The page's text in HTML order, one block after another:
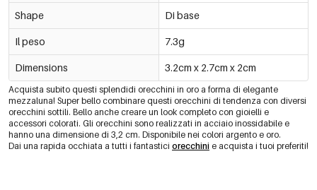
Shape Di base
Il peso 7.3g
Dimensions 3.2cm x 2.7cm x 2cm
Acquista subito questi splendidi orecchini in oro a forma di elegante
mezzaluna! Super bello combinare questi orecchini di tendenza con diversi
orecchini sottili. Bello anche creare un look completo con gioielli e
accessori colorati. Gli orecchini sono realizzati in acciaio inossidabile e
hanno una dimensione di 3,2 cm. Disponibile nei colori argento e oro.
Dai una rapida occhiata a tutti i fantastici orecchini e acquista i tuoi preferiti!